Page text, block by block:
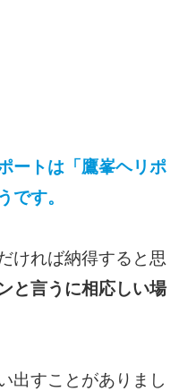
ートは「鷹峯ヘリポ
です。
ければ納得すると思
と言うに相応しい場
出すことがありまし